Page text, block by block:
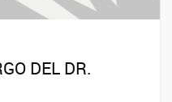
DEL DR.